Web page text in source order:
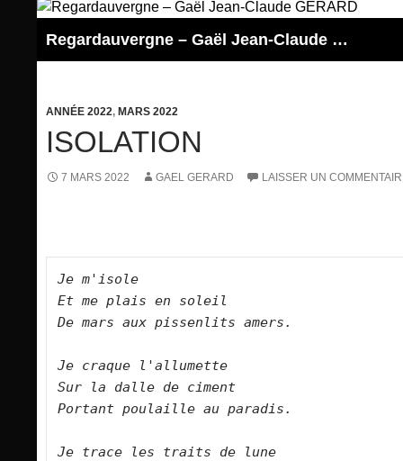
Regardauvergne – Gaël Jean-Claude GERARD
ANNÉE 2022, MARS 2022
ISOLATION
7 MARS 2022 GAEL GERARD LAISSER UN
Je m'isole
Et me plais en soleil
De mars aux pissenlits amers.
Je craque l'allumette
Sur la dalle de ciment
Portant poulaille au paradis.
Je trace les traits de lune